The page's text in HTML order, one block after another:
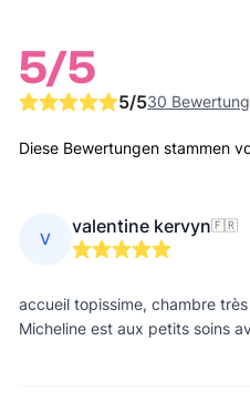
5/5
5/530
Diese Bewertungen stammen
V
valentine kervyn🇫🇷
accueil topissime, chambre
Micheline est aux petits soins